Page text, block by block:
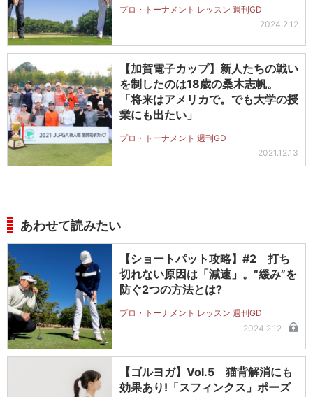
プロ・トーナメント レッスン 週刊GD
2024.2.12
【加賀電子カップ】新人たちの戦い
を制したのは18歳の桑木志帆。
「将来はアメリカで。でも大学の授
業にも出たい」
プロ・トーナメント 週刊GD
2021.12.13
あわせて読みたい
【ショートパット攻略】#2 打ち
切れない原因は「減速」。“緩み”を
防ぐ2つの方法とは?
プロ・トーナメント レッスン 週刊GD
2024.2.12
【ゴルヨガ】Vol.5 猫背解消にも
効果あり!「スフィンクス」ポーズ